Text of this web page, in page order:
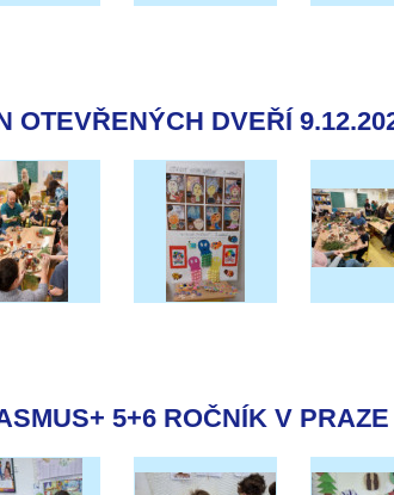
OTEVŘENÝCH DVEŘÍ
5+6 ROČNÍK V PRAZE